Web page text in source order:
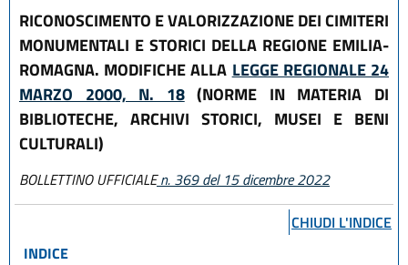
RICONOSCIMENTO E VALORIZZAZIONE DEI CIMITERI
MONUMENTALI E STORICI DELLA REGIONE EMILIA-
ROMAGNA. MODIFICHE ALLA LEGGE REGIONALE 24
MARZO 2000, N. 18(NORME IN MATERIA DI
BIBLIOTECHE, ARCHIVI STORICI, MUSEI E BENI
CULTURALI)
BOLLETTINO UFFICIALEn. 369 del 15 dicembre 2022
CHIUDI L'INDICE
INDICE